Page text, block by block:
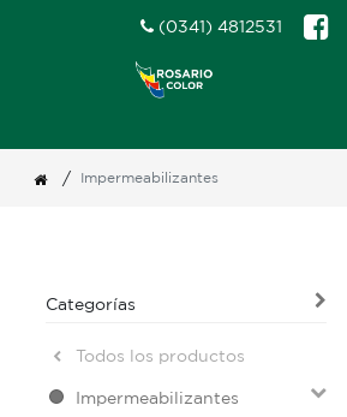
(0341) 4812531
/ Impermeabilizantes
Categorías
Todos los productos
Impermeabilizantes